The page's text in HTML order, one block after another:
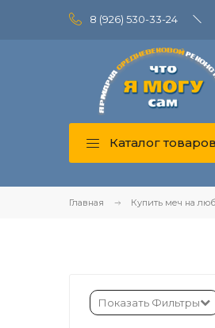
8 (926) 530-33-24
Каталог товаров
Главная Купить меч на
Показать Фильтры